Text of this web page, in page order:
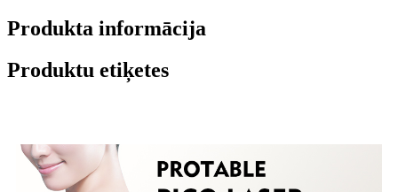
Produkta informācija
Produktu etiķetes